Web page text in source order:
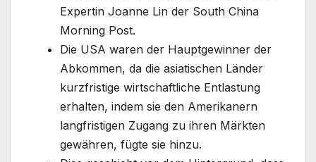
Expertin Joanne Lin der South China
Morning Post.
Die USA waren der Hauptgewinner der
Abkommen, da die asiatischen Länder
kurzfristige wirtschaftliche Entlastung
erhalten, indem sie den Amerikanern
langfristigen Zugang zu ihren Märkten
gewähren, fügte sie hinzu.